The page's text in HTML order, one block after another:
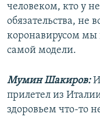
человеком, кто у
обязательства, не
коронавирусом
самой модели.
Мумин Шакиров:
прилетел из
здоровьем что-то